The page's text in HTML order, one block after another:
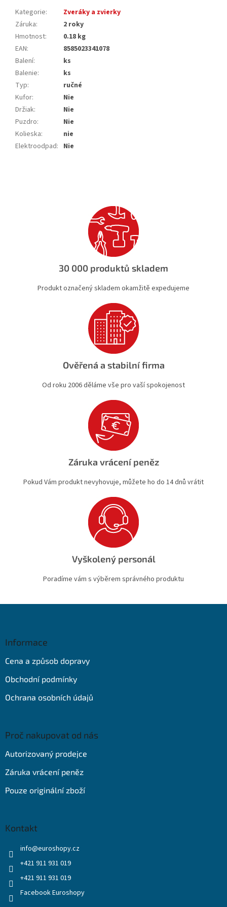
Kategorie:
Zveráky a zvierky
Záruka:
2 roky
Hmotnost:
0.18 kg
EAN:
8585023341078
Balení:
ks
Balenie:
ks
Typ:
ručné
Kufor:
Nie
Držiak:
Nie
Puzdro:
Nie
Kolieska:
nie
Elektroodpad: Nie
30 000 produktů skladem
Produkt označený skladem okamžitě expedujeme
Ověřená a stabilní firma
Od roku 2006 děláme vše pro vaší spokojenost
Záruka vrácení peněz
Pokud Vám produkt nevyhovuje, můžete ho do 14 dnů vrátit
Vyškolený personál
Poradíme vám s výběrem správného produktu
Informace
Cena a způsob dopravy
Obchodní podmínky
Ochrana osobních údajů
Proč nakupovat od nás
Autorizovaný prodejce
Záruka vrácení peněz
Pouze originální zboží
Kontakt
info@euroshopy.cz
+421 911 931 019
+421 911 931 019
Facebook Euroshopy